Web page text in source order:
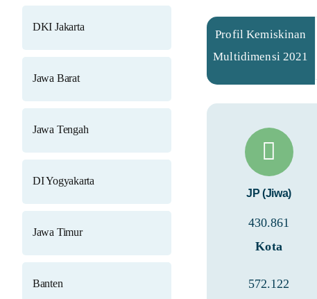
DKI Jakarta
Jawa Barat
Jawa Tengah
DI Yogyakarta
Jawa Timur
Banten
Profil Kemiskinan
Multidimensi 2021
JP (Jiwa)
430.861
Kota
572.122